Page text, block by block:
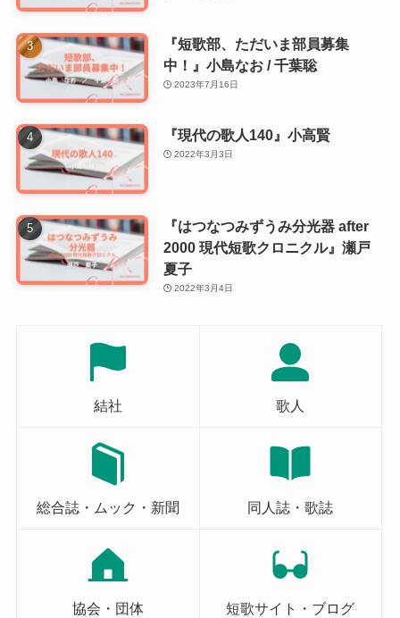
『短歌部、ただいま部員募集
中！』小島なお / 千葉聡
2023年7月16日
『現代の歌人140』小高賢
2022年3月3日
『はつなつみずうみ分光器 after
2000 現代短歌クロニクル』瀬戸
夏子
2022年3月4日
結社 歌人
総合誌・ムック・新聞 同人誌・歌誌
協会・団体 短歌サイト・ブログ